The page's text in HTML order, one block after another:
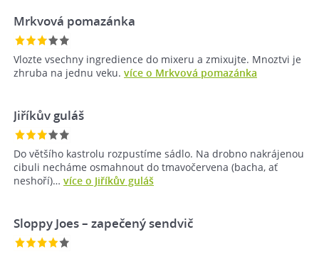
Mrkvová pomazánka
Vlozte vsechny ingredience do mixeru a zmixujte. Mnoztvi je
zhruba na jednu veku. více o Mrkvová pomazánka
Jiříkův guláš
Do většího kastrolu rozpustíme sádlo. Na drobno nakrájenou
cibuli necháme osmahnout do tmavočervena (bacha, ať
neshoří)… více o Jiříkův guláš
Sloppy Joes – zapečený sendvič